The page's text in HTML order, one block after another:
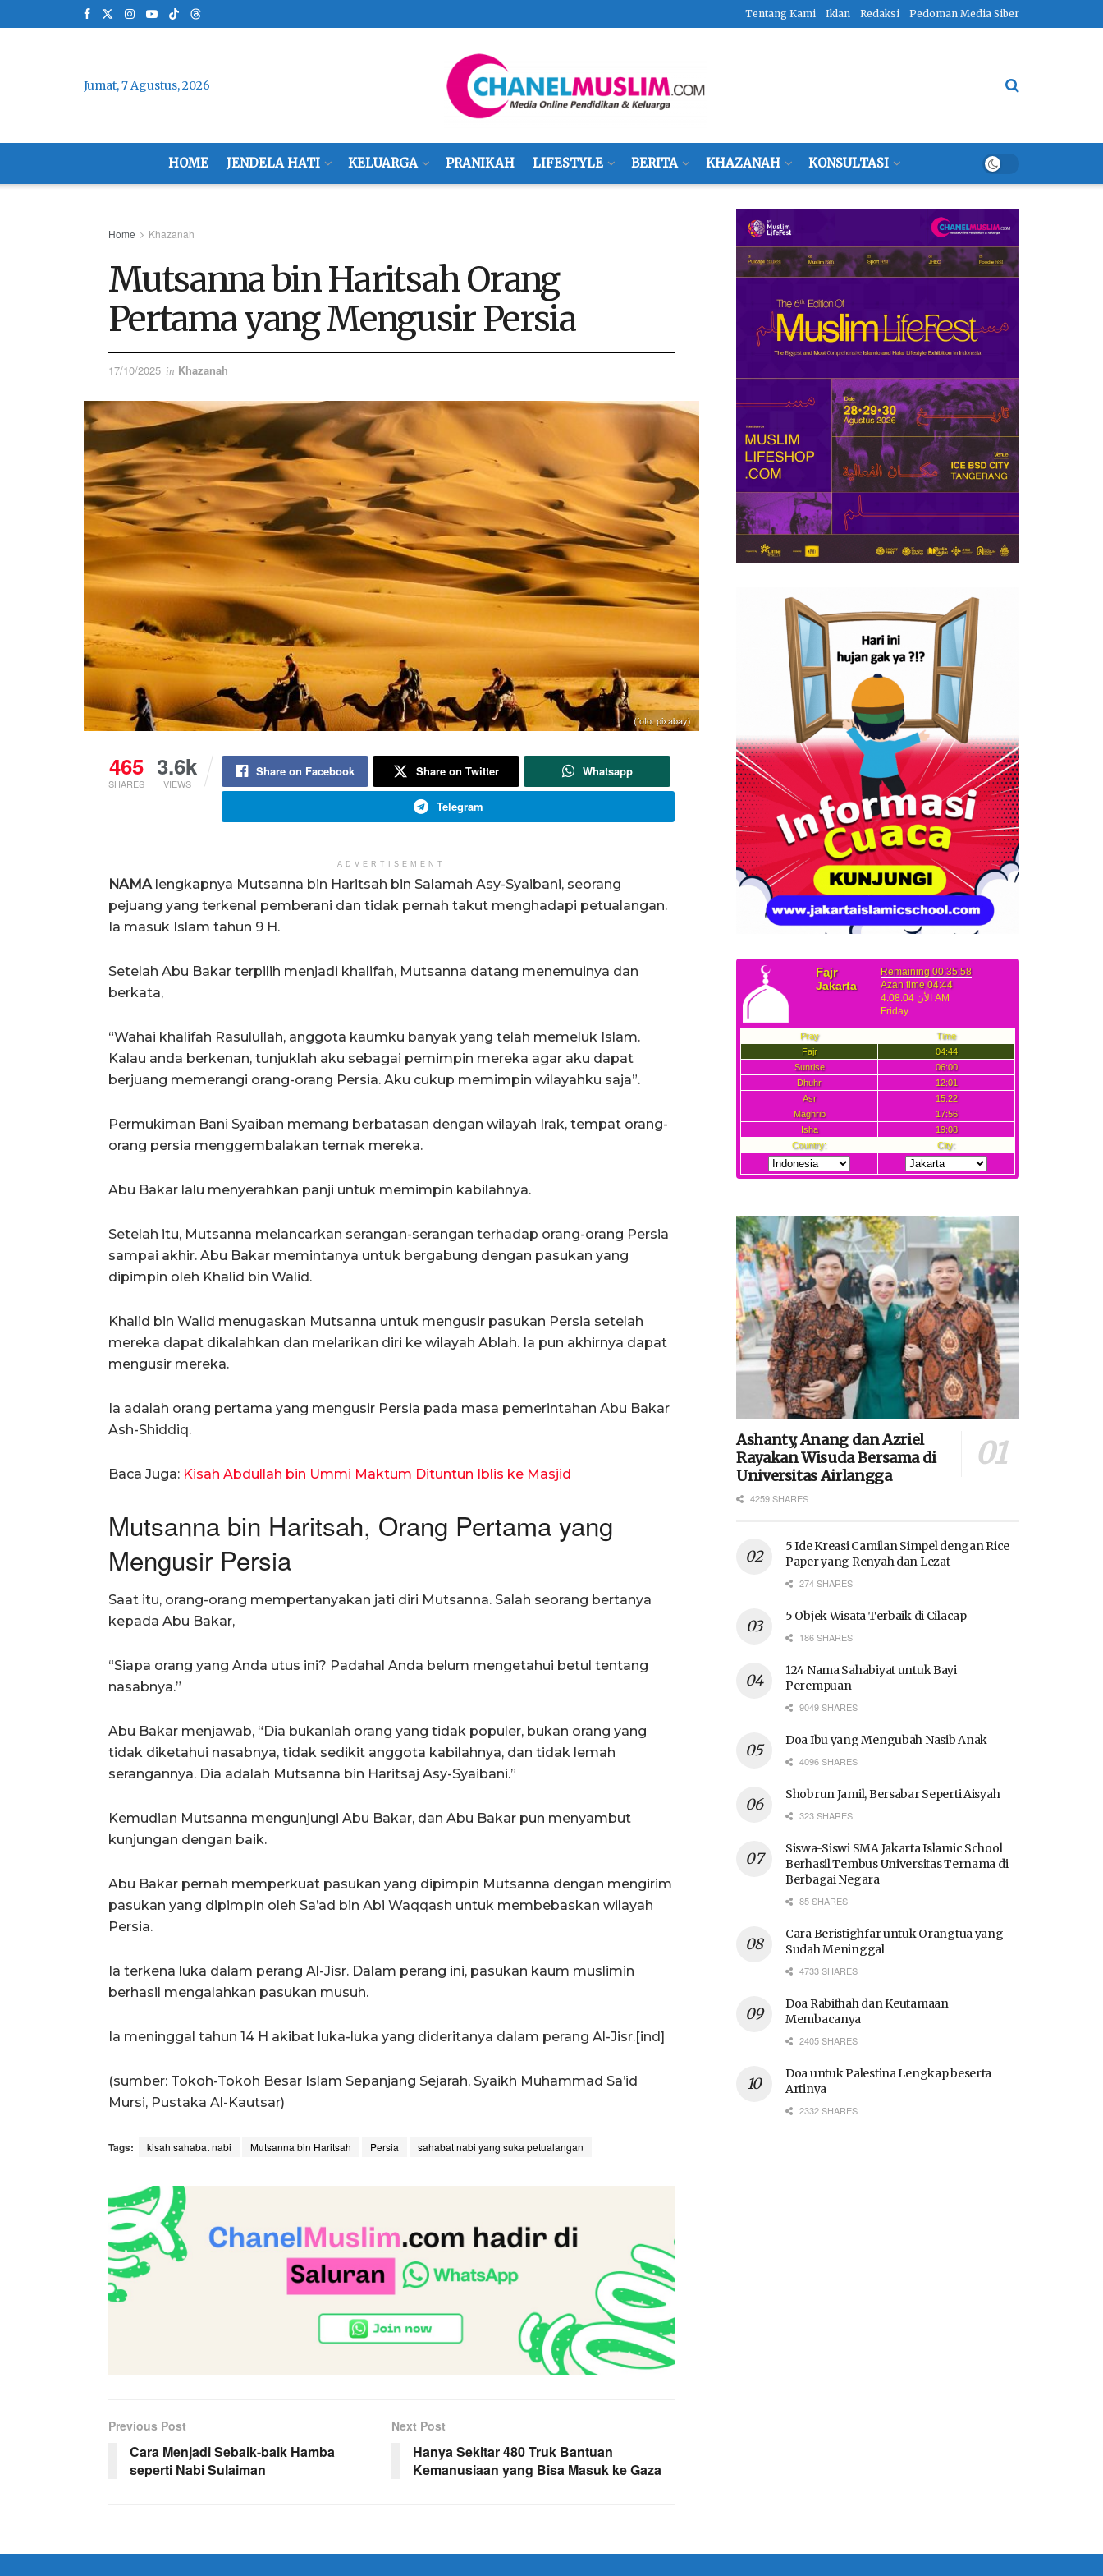
Tentang Kami Iklan Redaksi Pedoman Media Siber
Jumat, 7 Agustus, 2026
HOME JENDELA HATI KELUARGA PRANIKAH LIFESTYLE BERITA KHAZANAH KONSULTASI
Home Khazanah
Mutsanna bin Haritsah Orang
Pertama yang Mengusir Persia
17/10/2025 in Khazanah
(foto: pixabay)
465
SHARES
3.6k
VIEWS
Share on Facebook Share on Twitter Whatsapp
Telegram
ADVERTISEMENT
NAMA lengkapnya Mutsanna bin Haritsah bin Salamah Asy-Syaibani, seorang
pejuang yang terkenal pemberani dan tidak pernah takut menghadapi petualangan.
Ia masuk Islam tahun 9 H.
Setelah Abu Bakar terpilih menjadi khalifah, Mutsanna datang menemuinya dan
berkata,
“Wahai khalifah Rasulullah, anggota kaumku banyak yang telah memeluk Islam.
Kalau anda berkenan, tunjuklah aku sebagai pemimpin mereka agar aku dapat
berjuang memerangi orang-orang Persia. Aku cukup memimpin wilayahku saja”.
Permukiman Bani Syaiban memang berbatasan dengan wilayah Irak, tempat orang-
orang persia menggembalakan ternak mereka.
Abu Bakar lalu menyerahkan panji untuk memimpin kabilahnya.
Setelah itu, Mutsanna melancarkan serangan-serangan terhadap orang-orang Persia
sampai akhir. Abu Bakar memintanya untuk bergabung dengan pasukan yang
dipimpin oleh Khalid bin Walid.
Khalid bin Walid menugaskan Mutsanna untuk mengusir pasukan Persia setelah
mereka dapat dikalahkan dan melarikan diri ke wilayah Ablah. Ia pun akhirnya dapat
mengusir mereka.
Ia adalah orang pertama yang mengusir Persia pada masa pemerintahan Abu Bakar
Ash-Shiddiq.
Baca Juga: Kisah Abdullah bin Ummi Maktum Dituntun Iblis ke Masjid
Mutsanna bin Haritsah, Orang Pertama yang
Mengusir Persia
Saat itu, orang-orang mempertanyakan jati diri Mutsanna. Salah seorang bertanya
kepada Abu Bakar,
“Siapa orang yang Anda utus ini? Padahal Anda belum mengetahui betul tentang
nasabnya.”
Abu Bakar menjawab, “Dia bukanlah orang yang tidak populer, bukan orang yang
tidak diketahui nasabnya, tidak sedikit anggota kabilahnya, dan tidak lemah
serangannya. Dia adalah Mutsanna bin Haritsaj Asy-Syaibani.”
Kemudian Mutsanna mengunjungi Abu Bakar, dan Abu Bakar pun menyambut
kunjungan dengan baik.
Abu Bakar pernah memperkuat pasukan yang dipimpin Mutsanna dengan mengirim
pasukan yang dipimpin oleh Sa’ad bin Abi Waqqash untuk membebaskan wilayah
Persia.
Ia terkena luka dalam perang Al-Jisr. Dalam perang ini, pasukan kaum muslimin
berhasil mengalahkan pasukan musuh.
Ia meninggal tahun 14 H akibat luka-luka yang dideritanya dalam perang Al-Jisr.[ind]
(sumber: Tokoh-Tokoh Besar Islam Sepanjang Sejarah, Syaikh Muhammad Sa’id
Mursi, Pustaka Al-Kautsar)
Tags: kisah sahabat nabi Mutsanna bin Haritsah Persia sahabat nabi yang suka petualangan
Previous Post
Cara Menjadi Sebaik-baik Hamba
seperti Nabi Sulaiman
Next Post
Hanya Sekitar 480 Truk Bantuan
Kemanusiaan yang Bisa Masuk ke Gaza
Ashanty, Anang dan Azriel
Rayakan Wisuda Bersama di
Universitas Airlangga
4259 SHARES
5 Ide Kreasi Camilan Simpel dengan Rice
Paper yang Renyah dan Lezat
274 SHARES
5 Objek Wisata Terbaik di Cilacap
186 SHARES
124 Nama Sahabiyat untuk Bayi
Perempuan
9049 SHARES
Doa Ibu yang Mengubah Nasib Anak
4096 SHARES
Shobrun Jamil, Bersabar Seperti Aisyah
323 SHARES
Siswa-Siswi SMA Jakarta Islamic School
Berhasil Tembus Universitas Ternama di
Berbagai Negara
85 SHARES
Cara Beristighfar untuk Orangtua yang
Sudah Meninggal
4733 SHARES
Doa Rabithah dan Keutamaan
Membacanya
2405 SHARES
Doa untuk Palestina Lengkap beserta
Artinya
2332 SHARES